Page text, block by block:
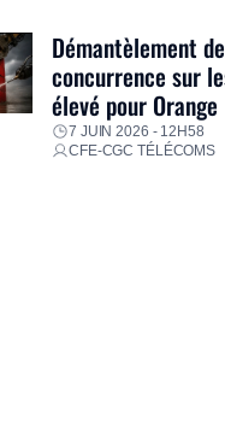
Démantèlement
concurrence sur
élevé pour Orange
7 JUIN 2026 - 12H58
CFE-CGC TÉLÉCOMS